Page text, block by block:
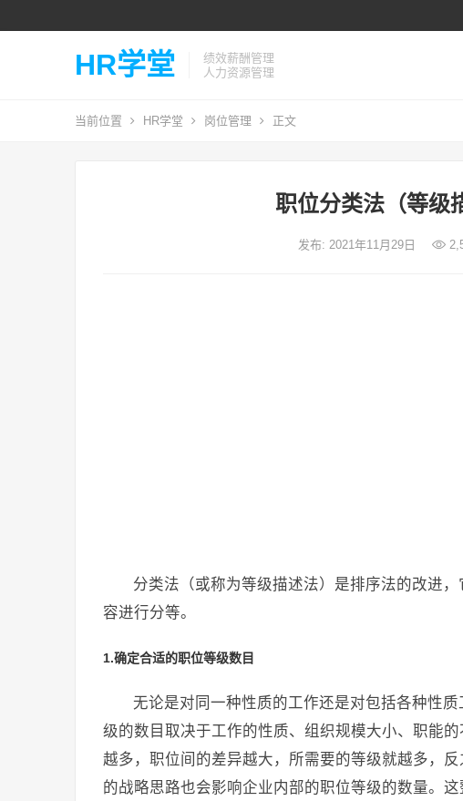
HR学堂
绩效薪酬管理
人力资源管理
当前位置 HR学堂 岗位管理 正文
职位分类法（等级
发布: 2021年11月29日
分类法（或称为等级描述法）是排序法的改进
容进行分等。
1.确定合适的职位等级数目
无论是对同一种性质的工作还是对包括各种性
级的数目取决于工作的性质、组织规模大小、职能
越多，职位间的差异越大，所需要的等级就越多，
的战略思路也会影响企业内部的职位等级的数量。